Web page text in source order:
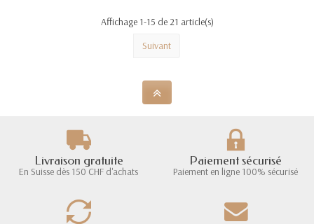
Affichage 1-15 de 21 article(s)
Suivant
Livraison gratuite
En Suisse dès 150 CHF d'achats
Paiement sécurisé
Paiement en ligne 100% sécurisé